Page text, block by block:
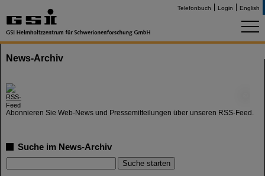
Telefonbuch Login English
News-Archiv
Abonnieren Sie Web-News und Pressemitteilungen über unseren RSS-Feed.
Suche im News-Archiv